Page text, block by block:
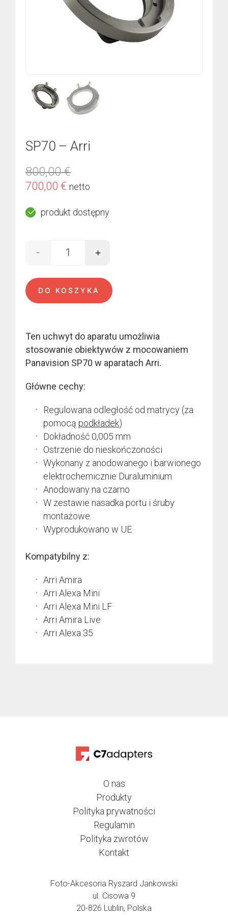
SP70 – Arri
800,00€
Pierwotna
wynosiła:
700,00 € Aktualna
wynosi:
netto
produkt dostępny
ilość SP70 - Arri
- +
DO KOSZYKA
Ten uchwyt do aparatu umożliwia
stosowanie obiektywów z mocowaniem
Panavision SP70 w aparatach Arri.
Główne cechy:
Regulowana odległość od matrycy (za
pomocą podkładek)
Dokładność 0,005 mm
Ostrzenie do nieskończoności
Wykonany z anodowanego i barwionego
elektrochemicznie Duraluminium
Anodowany na czarno
W zestawie nasadka portu i śruby
montażowe.
Wyprodukowano w UE
Kompatybilny z:
Arri Amira
Arri Alexa Mini
Arri Alexa Mini LF
Arri Amira Live
Arri Alexa 35
O nas
Produkty
Polityka prywatności
Regulamin
Polityka zwrotów
Kontakt
Foto-Akcesoria Ryszard Jankowski
ul. Cisowa 9
20-826 Lublin, Polska